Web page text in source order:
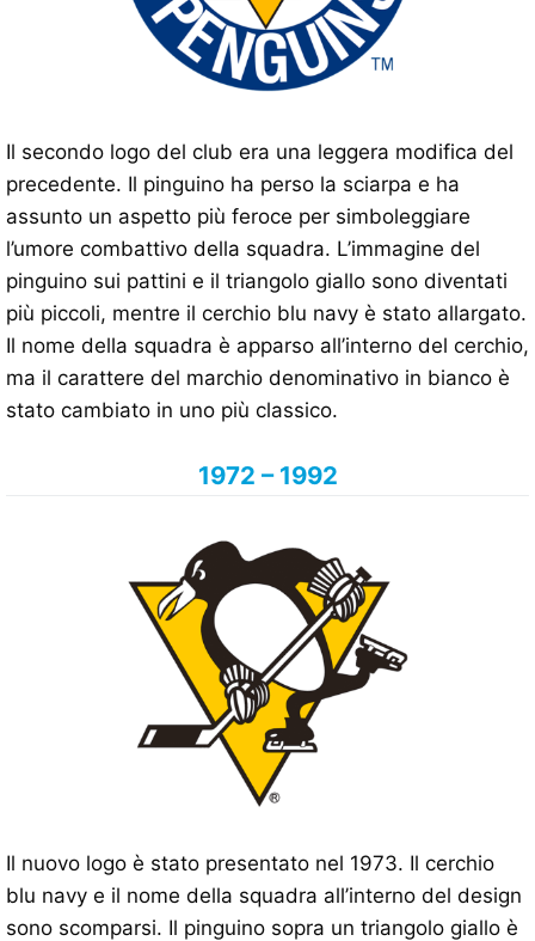
Il secondo logo del club era una leggera modifica del
precedente. Il pinguino ha perso la sciarpa e ha
assunto un aspetto più feroce per simboleggiare
l’umore combattivo della squadra. L’immagine del
pinguino sui pattini e il triangolo giallo sono diventati
più piccoli, mentre il cerchio blu navy è stato allargato.
Il nome della squadra è apparso all’interno del cerchio,
ma il carattere del marchio denominativo in bianco è
stato cambiato in uno più classico.
1972 – 1992
Il nuovo logo è stato presentato nel 1973. Il cerchio
blu navy e il nome della squadra all’interno del design
sono scomparsi. Il pinguino sopra un triangolo giallo è